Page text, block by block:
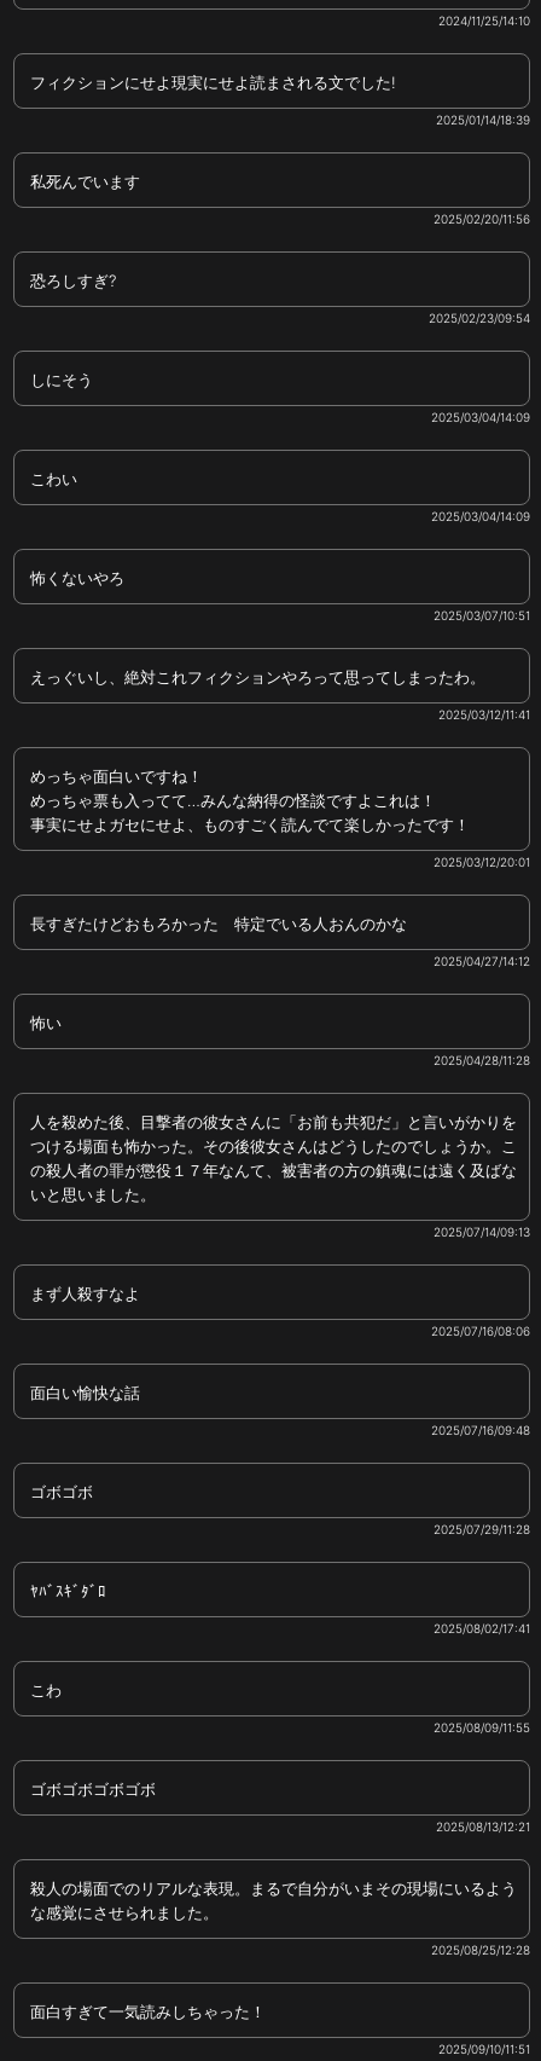
2024/11/25/14:10
フィクションにせよ現実にせよ読まされる文でした!
2025/01/14/18:39
私死んでいます
2025/02/20/11:56
恐ろしすぎ?
2025/02/23/09:54
しにそう
2025/03/04/14:09
こわい
2025/03/04/14:09
怖くないやろ
2025/03/07/10:51
えっぐいし、絶対これフィクションやろって思ってしまったわ。
2025/03/12/11:41
めっちゃ面白いですね！
めっちゃ票も入ってて…みんな納得の怪談ですよこれは！
事実にせよガセにせよ、ものすごく読んでて楽しかったです！
2025/03/12/20:01
長すぎたけどおもろかった 特定でいる人おんのかな
2025/04/27/14:12
怖い
2025/04/28/11:28
人を殺めた後、目撃者の彼女さんに「お前も共犯だ」と言いがかりを
つける場面も怖かった。その後彼女さんはどうしたのでしょうか。こ
の殺人者の罪が懲役１７年なんて、被害者の方の鎮魂には遠く及ばな
いと思いました。
2025/07/14/09:13
まず人殺すなよ
2025/07/16/08:06
面白い愉快な話
2025/07/16/09:48
ゴボゴボ
2025/07/29/11:28
ﾔﾊﾞｽｷﾞﾀﾞﾛ
2025/08/02/17:41
こわ
2025/08/09/11:55
ゴボゴボゴボゴボ
2025/08/13/12:21
殺人の場面でのリアルな表現。まるで自分がいまその現場にいるよう
な感覚にさせられました。
2025/08/25/12:28
面白すぎて一気読みしちゃった！
2025/09/10/11:51